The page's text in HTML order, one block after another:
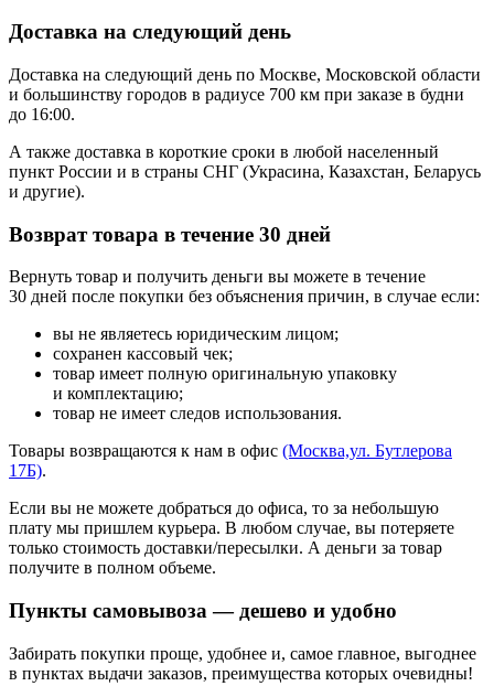
Доставка на следующий день
Доставка на следующий день по Москве, Московской области
и большинству городов в радиусе 700 км при заказе в будни
до 16:00.
А также доставка в короткие сроки в любой населенный
пункт России и в страны СНГ (Украсина, Казахстан, Беларусь
и другие).
Возврат товара в течение 30 дней
Вернуть товар и получить деньги вы можете в течение
30 дней после покупки без объяснения причин, в случае если:
вы не являетесь юридическим лицом;
сохранен кассовый чек;
товар имеет полную оригинальную упаковку
и комплектацию;
товар не имеет следов использования.
Товары возвращаются к нам в офис (Москва,ул. Бутлерова
17Б).
Если вы не можете добраться до офиса, то за небольшую
плату мы пришлем курьера. В любом случае, вы потеряете
только стоимость доставки/пересылки. А деньги за товар
получите в полном объеме.
Пункты самовывоза — дешево и удобно
Забирать покупки проще, удобнее и, самое главное, выгоднее
в пунктах выдачи заказов, преимущества которых очевидны!